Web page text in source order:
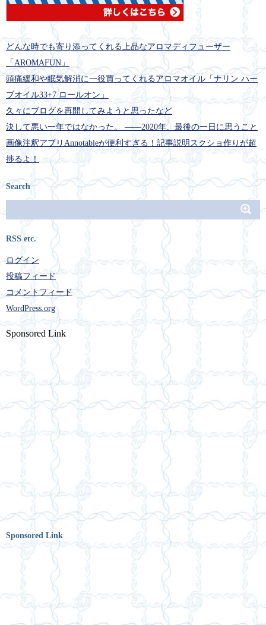
どんな時でも寄り添ってくれる上品なアロマディフューザー
「AROMAFUN」
頭痛緩和や眠気解消に一役買ってくれるアロマオイル「ナリン ハー
ブオイル33+7 ロールオン」
久々にブログを再開してみようと思ったなど
決して悪い一年ではなかった。 ――2020年、最後の一日に思うこと
画像注釈アプリAnnotableが便利すぎる！記事説明スクショ作りが超
捗るよ！
Search
RSS etc.
ログイン
投稿フィード
コメントフィード
WordPress.org
Sponsored Link
Sponsored Link